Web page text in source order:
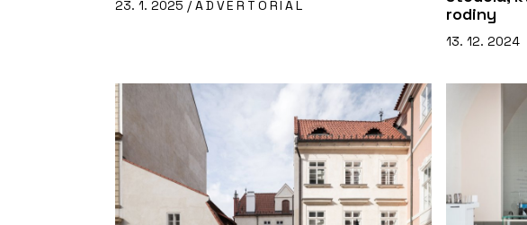
23. 1. 2025 / ADVERTORIAL
rodiny
13. 12. 2024